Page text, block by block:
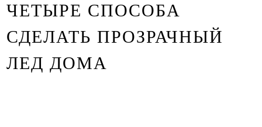
ЧЕТЫРЕ СПОСОБА
СДЕЛАТЬ ПРОЗРАЧНЫЙ
ЛЕД ДОМА